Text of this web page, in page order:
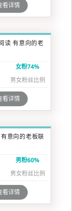
看详情
读 有意向的老
女粉74%
男女粉丝比例
看详情
意向的老板联
男粉60%
男女粉丝比例
看详情